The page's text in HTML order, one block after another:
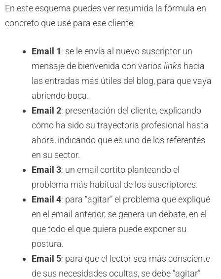
En este esquema puedes ver resumida la fórmula en
concreto que usé para ese cliente:
Email 1: se le envía al nuevo suscriptor un
mensaje de bienvenida con varios links hacia
las entradas más útiles del blog, para que vaya
abriendo boca.
Email 2: presentación del cliente, explicando
cómo ha sido su trayectoria profesional hasta
ahora, indicando que es uno de los referentes
en su sector.
Email 3: un email cortito planteando el
problema más habitual de los suscriptores.
Email 4: para “agitar” el problema que expliqué
en el email anterior, se genera un debate, en el
que todo el que quiera puede exponer su
postura.
Email 5: para que el lector sea más consciente
de sus necesidades ocultas, se debe “agitar”